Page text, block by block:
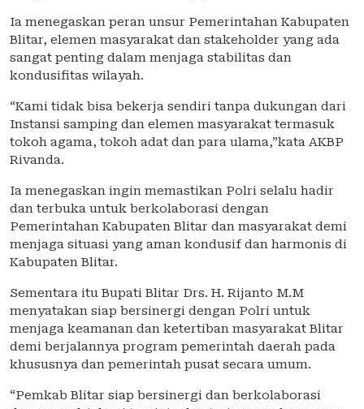
Ia menegaskan peran unsur Pemerintahan Kabupaten
Blitar, elemen masyarakat dan stakeholder yang ada
sangat penting dalam menjaga stabilitas dan
kondusifitas wilayah.
“Kami tidak bisa bekerja sendiri tanpa dukungan dari
Instansi samping dan elemen masyarakat termasuk
tokoh agama, tokoh adat dan para ulama,”kata AKBP
Rivanda.
Ia menegaskan ingin memastikan Polri selalu hadir
dan terbuka untuk berkolaborasi dengan
Pemerintahan Kabupaten Blitar dan masyarakat demi
menjaga situasi yang aman kondusif dan harmonis di
Kabupaten Blitar.
Sementara itu Bupati Blitar Drs. H. Rijanto M.M
menyatakan siap bersinergi dengan Polri untuk
menjaga keamanan dan ketertiban masyarakat Blitar
demi berjalannya program pemerintah daerah pada
khususnya dan pemerintah pusat secara umum.
“Pemkab Blitar siap bersinergi dan berkolaborasi